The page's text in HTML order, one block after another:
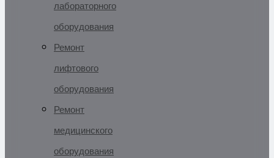
лабораторного
оборудования
Ремонт
лифтового
оборудования
Ремонт
медицинского
оборудования